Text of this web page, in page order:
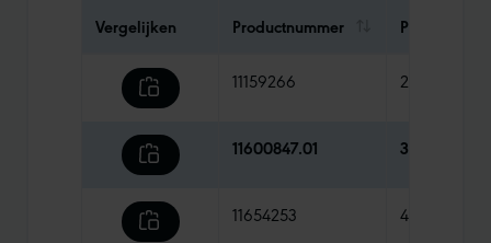
Vergelijken Productnummer Prijs
11159266 28,90 €
11600847.01 33,90 €
11654253 41,90 €